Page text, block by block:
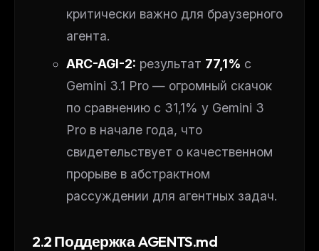
критически важно для браузерного
агента.
ARC-AGI-2: результат 77,1% с
Gemini 3.1 Pro — огромный скачок
по сравнению с 31,1% у Gemini 3
Pro в начале года, что
свидетельствует о качественном
прорыве в абстрактном
рассуждении для агентных задач.
2.2 Поддержка AGENTS.md